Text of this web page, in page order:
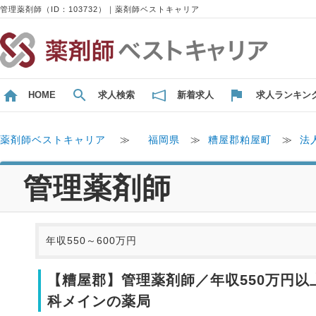
管理薬剤師（ID：103732）｜薬剤師ベストキャリア
HOME 求人検索 新着求人 求人ランキン
薬剤師ベストキャリア ≫ 福岡県 ≫ 糟屋郡粕屋町 ≫ 法
管理薬剤師
年収550～600万円
【糟屋郡】管理薬剤師／年収550万円
科メインの薬局